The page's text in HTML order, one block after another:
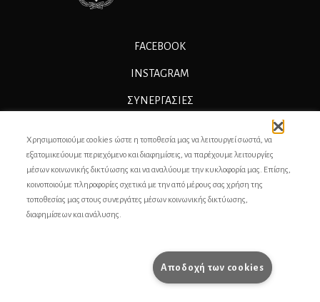
FACEBOOK
INSTAGRAM
ΣΥΝΕΡΓΑΣΊΕΣ
ΕΠΙΚΟΙΝΩΝΙΑ
ΣΥΝΤΕΛΕΣΤΕΣ
ΟΡΟΙ ΧΡΗΣΗΣ
Χρησιμοποιούμε cookies ώστε η τοποθεσία μας να λειτουργεί σωστά, να
εξατομικεύουμε περιεχόμενο και διαφημίσεις, να παρέχουμε λειτουργίες
μέσων κοινωνικής δικτύωσης και να αναλύουμε την κυκλοφορία μας. Επίσης,
κοινοποιούμε πληροφορίες σχετικά με την από μέρους σας χρήση της
τοποθεσίας μας στους συνεργάτες μέσων κοινωνικής δικτύωσης,
διαφημίσεων και ανάλυσης.
Αποδοχή των cookies